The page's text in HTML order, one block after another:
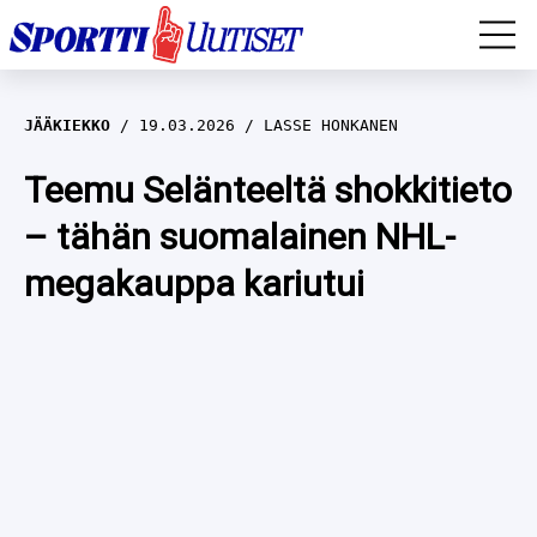
EM-YLEISURHEILU
JÄÄKIEKKO
YLEISURHEILU
WILMA HELTELÄ
TALVILAJIT
JÄÄKIEKKO 19.03.2026 LASSE HONKANEN
Teemu Selänteeltä shokkitieto
– tähän suomalainen NHL-
megakauppa kariutui